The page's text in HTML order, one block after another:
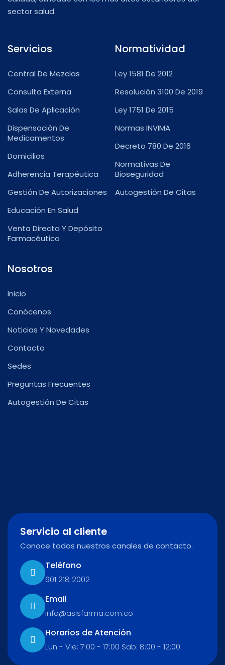
sector salud.
Servicios
Central De Mezclas
Consulta Externa
Salas De Aplicación
Dispensación De
Medicamentos
Domicilios
Adherencia Terapéutica
Gestión De Autorizaciones
Educación En Salud
Venta Directa Y Depósito
Farmacéutico
Normatividad
Ley 1581 De 2012
Resolución 3100 De 2019
Ley 1751 De 2015
Normas INVIMA
Decreto 780 De 2016
Normativas De
Bioseguridad
Autogestión De Citas
Nosotros
Inicio
Conócenos
Noticias Y Novedades
Contacto
Sedes
Preguntas Frecuentes
Autogestión De Citas
Servicio al cliente
Conoce todos nuestros canales de contacto.
Teléfono
601 218 2002
Email
info@asisfarma.com.co
Horarios de Atención
Lun - Vie: 7:00 - 17:00 Sab: 8:00 - 12:00